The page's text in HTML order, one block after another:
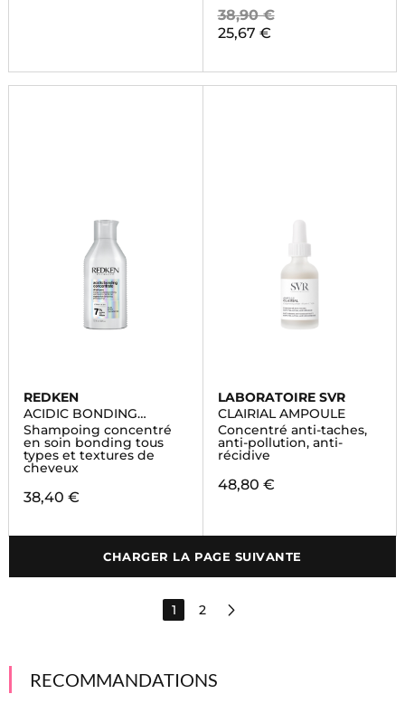
38,90 €
25,67 €
REDKEN
ACIDIC BONDING
CONCENTRATE
Shampoing concentré
en soin bonding tous
types et textures de
cheveux
38,40 €
LABORATOIRE SVR
CLAIRIAL AMPOULE
Concentré anti-taches,
anti-pollution, anti-
récidive
48,80 €
CHARGER LA PAGE SUIVANTE
1 2
RECOMMANDATIONS